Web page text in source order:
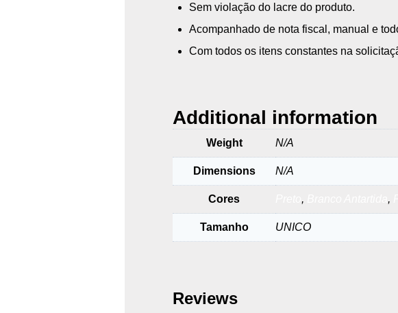
Sem violação do lacre do produto.
Acompanhado de nota fiscal, manual e
Com todos os itens constantes na
Additional information
Weight N/A
Dimensions N/A
Cores , ,
Tamanho UNICO
Reviews